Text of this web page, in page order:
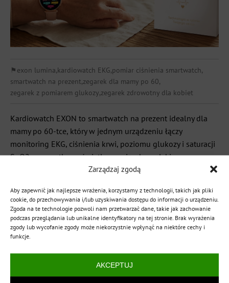
Zarządzaj zgodą
Aby zapewnić jak najlepsze wrażenia, korzystamy z technologii, takich jak pliki
cookie, do przechowywania i/lub uzyskiwania dostępu do informacji o urządzeniu.
Zgoda na te technologie pozwoli nam przetwarzać dane, takie jak zachowanie
podczas przeglądania lub unikalne identyfikatory na tej stronie. Brak wyrażenia
zgody lub wycofanie zgody może niekorzystnie wpłynąć na niektóre cechy i
funkcje.
AKCEPTUJ
⚑ exon lumina,kardiowatch EKG,pomiar ciśnienia smartwatch,
smartwatch na prezent,zegarek dla mamy po 60,
zegarek z pomiarem glukozy,zegarek zdrowotny dla kobiet
Kardiowatch EXON to smartwatch na prezent idealny dla
mamy po 60-tce, który w jednym urządzeniu łączy
monitoring EKG, ciśnienia krwi, poziomu glukozy i saturacji
SpO2 – wszystko wyświetlane w języku polskim,
obsługiwane jednym dotykiem. Według danych Głównego
przyczyną ponad 46% zgonów kobiet w Polsce, co sprawia,
że codzienny monitoring […]
CZYTAJ WIĘCEJ